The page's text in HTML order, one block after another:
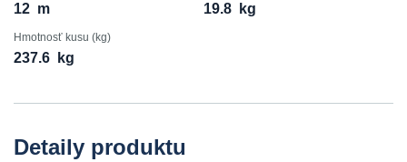
12 m 19.8 kg
Hmotnosť kusu (kg)
237.6 kg
Detaily produktu